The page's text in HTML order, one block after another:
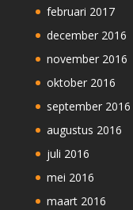
februari 2017
december 2016
november 2016
oktober 2016
september 2016
augustus 2016
juli 2016
mei 2016
maart 2016